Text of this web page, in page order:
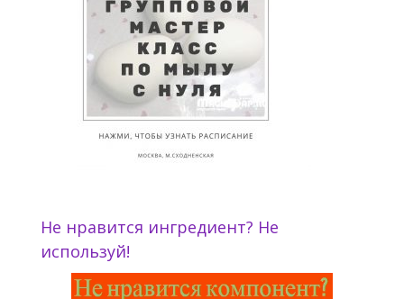
Не нравится ингредиент? Не
используй!